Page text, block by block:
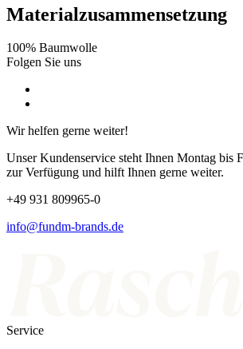
Materialzusammensetzung
100% Baumwolle
Folgen Sie uns
Wir helfen gerne weiter!
Unser Kundenservice steht Ihnen Montag bis
zur Verfügung und hilft Ihnen gerne weiter.
+49 931 809965-0
info@fundm-brands.de
Service